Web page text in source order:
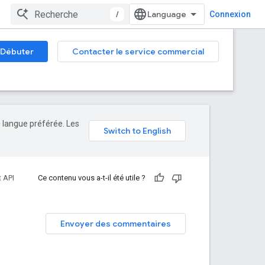
/ Connexion
Débuter
Contacter le service commercial
préférée. Les
Ce contenu vous a-t-il été utile ?
Envoyer des commentaires